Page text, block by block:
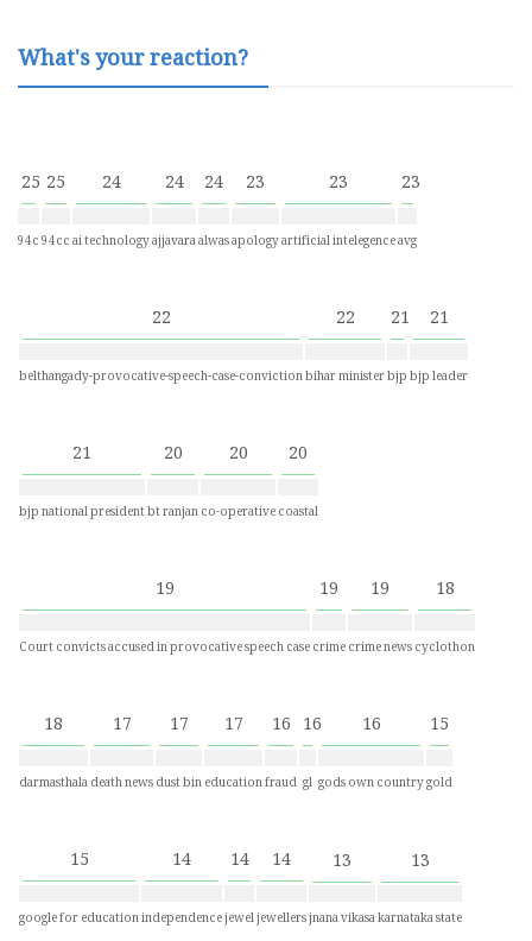
What's your reaction?
25
94c
25
94cc
24
ai technology
24
ajjavara
24
alwas
23
apology
23
artificial intelegence
23
avg
22
belthangady-provocative-speech-case-conviction
22
bihar minister
21
bjp
21
bjp leader
21
bjp national president
20
bt ranjan
20
co-operative
20
coastal
19
Court convicts accused in provocative speech case
19
crime
19
crime news
18
cyclothon
18
darmasthala
17
death news
17
dust bin
17
education
16
fraud
16
gl
16
gods own country
15
gold
15
google for education
14
independence
14
jewel
14
jewellers
13
jnana vikasa
13
karnataka state